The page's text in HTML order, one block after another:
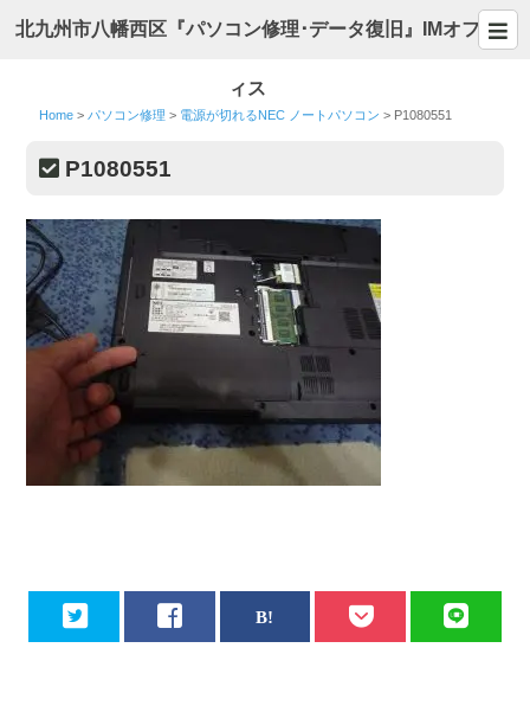
北九州市八幡西区『パソコン修理･データ復旧』IMオフ
ィス
Home > パソコン修理 > 電源が切れるNEC ノートパソコン > P1080551
P1080551